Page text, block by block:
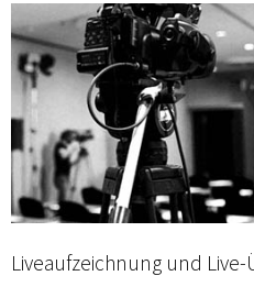
Liveaufzeichnung und